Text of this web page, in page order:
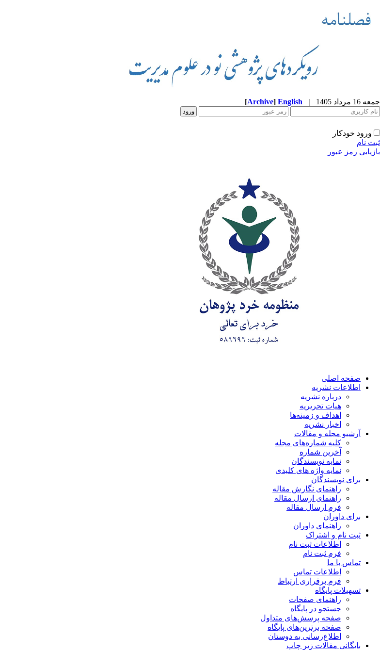
جمعه 16 مرداد 1405 |
English
[Archive]
ورود خودکار
ثبت نام
بازیابی رمز عبور
صفحه اصلی
اطلاعات نشریه
درباره نشریه
هیات تحریریه
اهداف و زمینه‌ها
اخبار نشریه
آرشیو مجله و مقالات
کلیه شماره‌های مجله
آخرین شماره
نمایه نویسندگان
نمایه واژه های کلیدی
برای نویسندگان
راهنمای نگارش مقاله
راهنمای ارسال مقاله
فرم ارسال مقاله
برای داوران
راهنمای داوران
ثبت نام و اشتراک
اطلاعات ثبت نام
فرم ثبت نام
تماس با ما
اطلاعات تماس
فرم برقراری ارتباط
تسهیلات پایگاه
راهنمای صفحات
جستجو در پایگاه
صفحه پرسش‌های متداول
صفحه برترین‌های پایگاه
اطلاع‌رسانی به دوستان
بایگانی مقالات زیر چاپ